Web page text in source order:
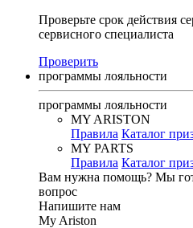
Проверьте срок действия
сервисного специалиста
Проверить
программы лояльности
программы лояльности
MY ARISTON
Правила Каталог
MY PARTS
Правила Каталог
Вам нужна помощь? Мы
вопрос
Напишите нам
My Ariston